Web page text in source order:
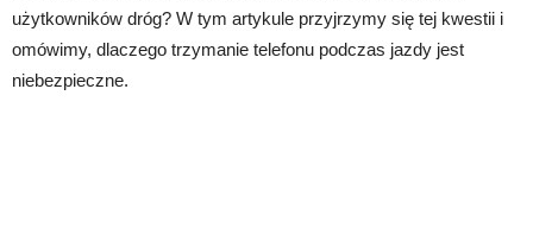
użytkowników dróg? W tym artykule przyjrzymy się tej kwestii i
omówimy, dlaczego trzymanie telefonu podczas jazdy jest
niebezpieczne.